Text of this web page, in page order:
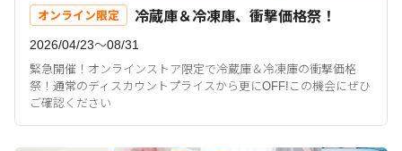
オンライン限定 冷蔵庫＆冷凍庫、衝撃価格祭！
2026/04/23〜08/31
緊急開催！オンラインストア限定で冷蔵庫＆冷凍庫の衝撃価格
祭！通常のディスカウントプライスから更にOFF!この機会にぜひ
ご確認ください